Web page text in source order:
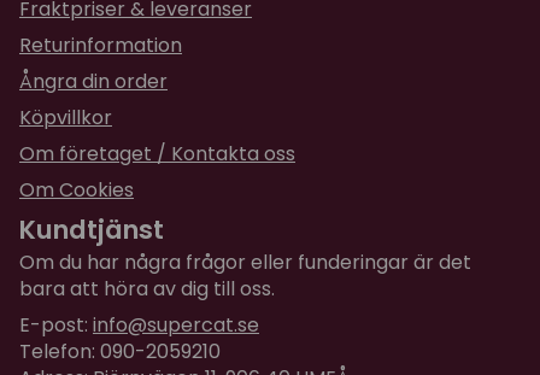
Fraktpriser & leveranser
Returinformation
Ångra din order
Köpvillkor
Om företaget / Kontakta oss
Om Cookies
Kundtjänst
Om du har några frågor eller funderingar är det
bara att höra av dig till oss.
E-post: info@supercat.se
Telefon: 090-2059210